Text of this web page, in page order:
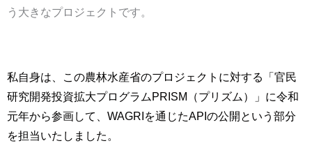
う大きなプロジェクトです。
私自身は、この農林水産省のプロジェクトに対する「官民
研究開発投資拡大プログラムPRISM（プリズム）」に令和
元年から参画して、WAGRIを通じたAPIの公開という部分
を担当いたしました。